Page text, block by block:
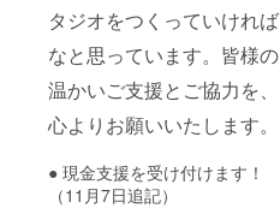
タジオをつくっていければ
なと思っています。皆様の
温かいご支援とご協力を、
心よりお願いいたします。
● 現金支援を受け付けます！
（11月7日追記）